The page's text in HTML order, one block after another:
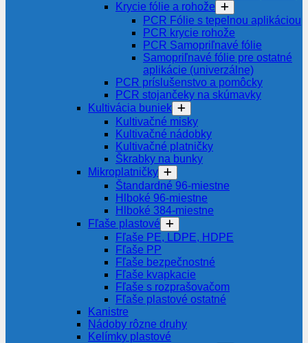
Krycie fólie a rohože
PCR Fólie s tepelnou aplikáciou
PCR krycie rohože
PCR Samopriľnavé fólie
Samopriľnavé fólie pre ostatné
aplikácie (univerzálne)
PCR príslušenstvo a pomôcky
PCR stojančeky na skúmavky
Kultivácia buniek
Kultivačné misky
Kultivačné nádobky
Kultivačné platničky
Škrabky na bunky
Mikroplatničky
Štandardné 96-miestne
Hlboké 96-miestne
Hlboké 384-miestne
Fľaše plastové
Fľaše PE, LDPE, HDPE
Fľaše PP
Fľaše bezpečnostné
Fľaše kvapkacie
Fľaše s rozprašovačom
Fľaše plastové ostatné
Kanistre
Nádoby rôzne druhy
Kelímky plastové